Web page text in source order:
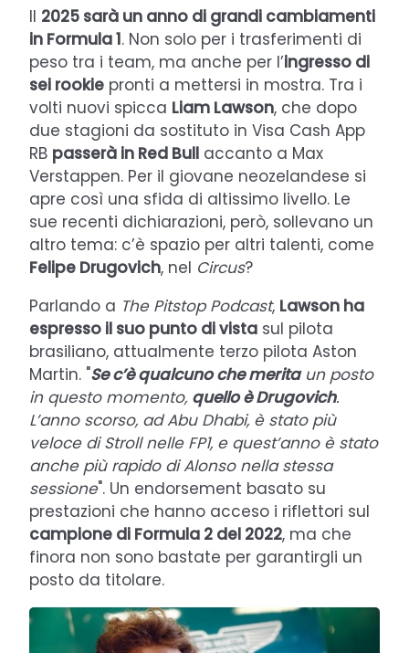
Il 2025 sarà un anno di grandi cambiamenti
in Formula 1. Non solo per i trasferimenti di
peso tra i team, ma anche per l’ingresso di
sei rookie pronti a mettersi in mostra. Tra i
volti nuovi spicca Liam Lawson, che dopo
due stagioni da sostituto in Visa Cash App
RB passerà in Red Bull accanto a Max
Verstappen. Per il giovane neozelandese si
apre così una sfida di altissimo livello. Le
sue recenti dichiarazioni, però, sollevano un
altro tema: c’è spazio per altri talenti, come
Felipe Drugovich, nel Circus?
Parlando a The Pitstop Podcast, Lawson ha
espresso il suo punto di vista sul pilota
brasiliano, attualmente terzo pilota Aston
Martin. "Se c’è qualcuno che meritaun posto
in questo momento, quello è Drugovich.
L’anno scorso, ad Abu Dhabi, è stato più
veloce di Stroll nelle FP1, e quest’anno è stato
anche più rapido di Alonso nella stessa
sessione". Un endorsement basato su
prestazioni che hanno acceso i riflettori sul
campione di Formula 2 del 2022, ma che
finora non sono bastate per garantirgli un
posto da titolare.